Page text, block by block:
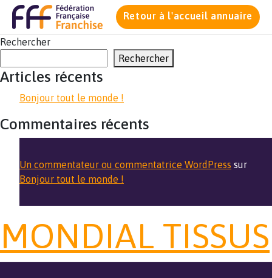
Retour à l'accueil annuaire
Rechercher
Rechercher
Articles récents
Bonjour tout le monde !
Commentaires récents
Un commentateur ou commentatrice WordPress sur
Bonjour tout le monde !
MONDIAL TISSUS